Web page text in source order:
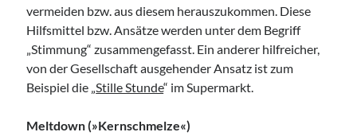
vermeiden bzw. aus diesem herauszukommen. Diese
Hilfsmittel bzw. Ansätze werden unter dem Begriff
„Stimmung“ zusammengefasst. Ein anderer hilfreicher,
von der Gesellschaft ausgehender Ansatz ist zum
Beispiel die „Stille Stunde“ im Supermarkt.
Meltdown (»Kernschmelze«)